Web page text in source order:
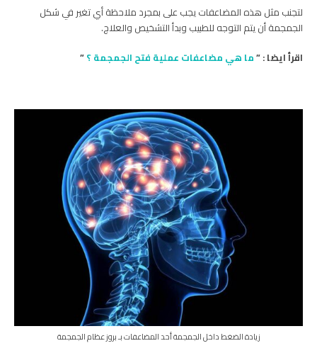
لتجنب مثل هذه المضاعفات يجب على بمجرد ملاحظة أي تغير في شكل
الجمجمة أن يتم التوجه للطبيب وبدأ التشخيص والعلاج.
اقرأ ايضا : ”ما هي مضاعفات عملية فتح الجمجمة ؟”
زيادة الضغط داخل الجمجمة أحد المضاعفات بـ بروز عظام الجمجمة